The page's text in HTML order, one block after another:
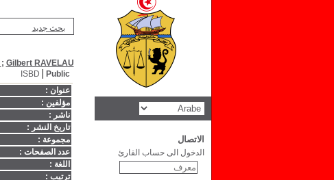
بحث جديد
; Gilbert RAVELAU
Public
ISBD
عنوان :
مؤلفين :
ناشر :
تاريخ النشر :
مجموعة :
عدد الصفحات :
اللغة :
ترتيب :
الاتصال
الدخول الى حساب القارئ